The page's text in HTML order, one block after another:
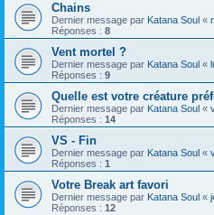
Chains
Dernier message par Katana Soul «
Réponses : 8
Vent mortel ?
Dernier message par Katana Soul «
Réponses : 9
Quelle est votre créature
Dernier message par Katana Soul «
Réponses : 14
VS - Fin
Dernier message par Katana Soul «
Réponses : 1
Votre Break art favori
Dernier message par Katana Soul «
Réponses : 12